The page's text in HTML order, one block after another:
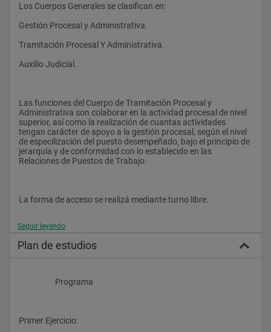
Los Cuerpos Generales se clasifican en:
Gestión Procesal y Administrativa.
Tramitación Procesal Y Administrativa.
Auxilio Judicial.
Las funciones del Cuerpo de Tramitación Procesal y
Administrativa son colaborar en la actividad procesal de nivel
superior, así como la realización de cuantas actividades
tengan carácter de apoyo a la gestión procesal, según el nivel
de especilización del puesto desempeñado, bajo el principio de
jerarquía y de conformidad con lo establecido en las
Relaciones de Puestos de Trabajo.
La forma de acceso se realizá mediante turno libre.
Seguir leyendo
Plan de estudios
                    Programa
Primer Ejercicio: